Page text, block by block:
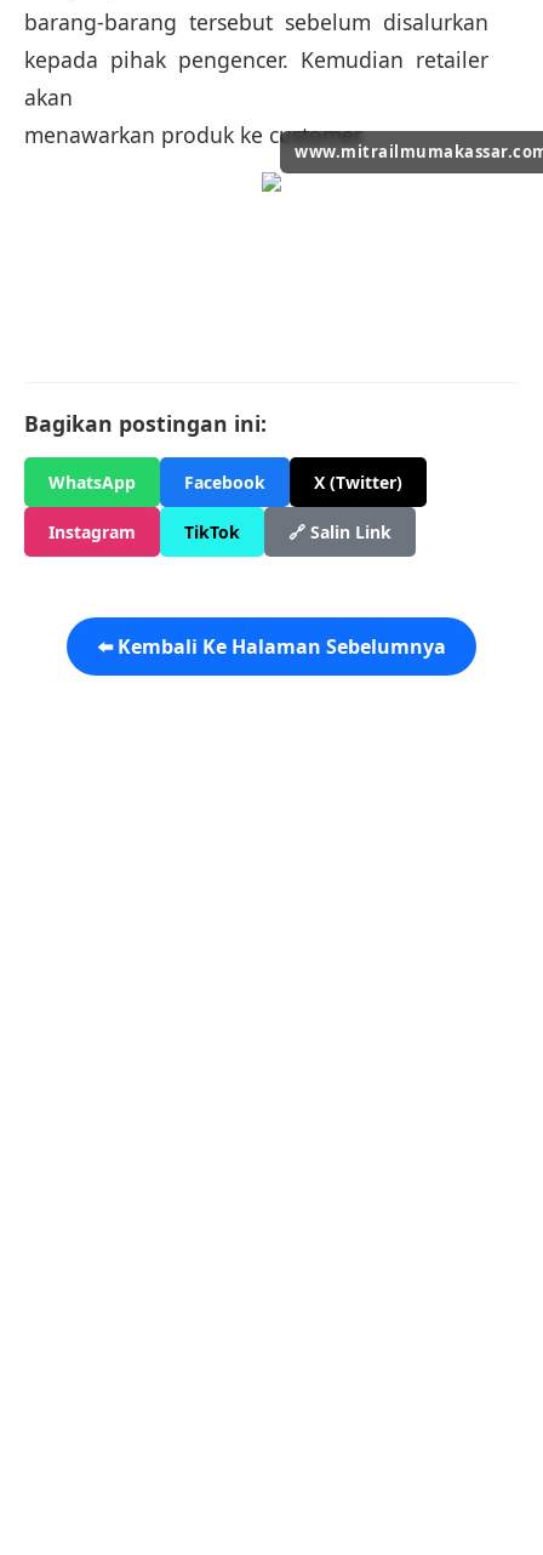
barang-barang tersebut sebelum disalurkan
kepada pihak pengencer. Kemudian retailer
akan
menawarkan produk ke customer.
Bagikan postingan ini:
WhatsApp Facebook X (Twitter)
Instagram TikTok 🔗 Salin Link
⬅️ Kembali Ke Halaman Sebelumnya